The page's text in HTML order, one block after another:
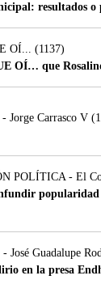
resultados o
OÍ... (1137)
OÍ… que
Jorge Carrasco V
POLÍTICA - El
José Guadalupe
en la presa